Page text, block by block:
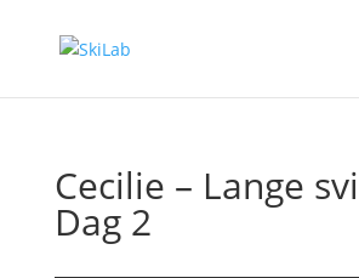
Cecilie – Lange
Dag 2